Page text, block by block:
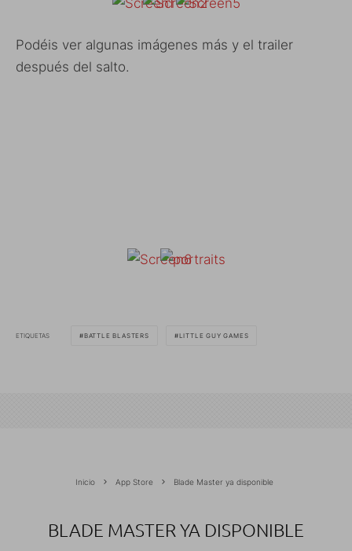
Podéis ver algunas imágenes más y el trailer
después del salto.
ETIQUETAS BATTLE BLASTERS LITTLE GUY GAMES
Inicio App Store Blade Master ya disponible
BLADE MASTER YA DISPONIBLE